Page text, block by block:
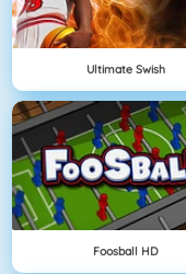
Ultimate Swish
Foosball HD